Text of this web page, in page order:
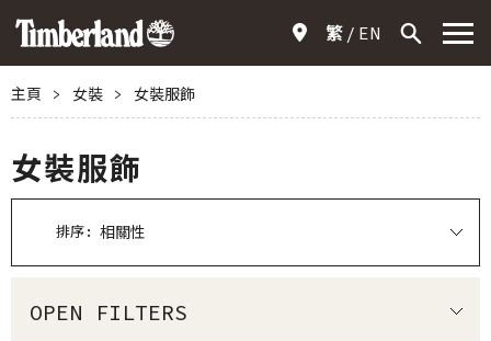
繁 EN
主頁 > 女裝 > 女裝服飾
女裝服飾
排序:
OPEN FILTERS